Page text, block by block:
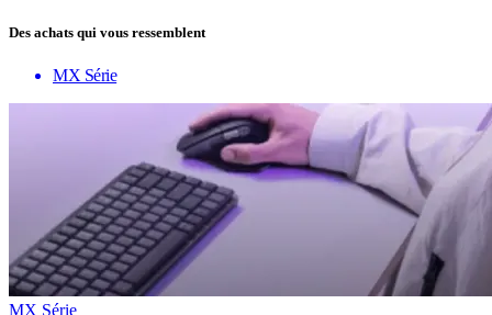
Des achats qui vous ressemblent
MX Série
MX Série